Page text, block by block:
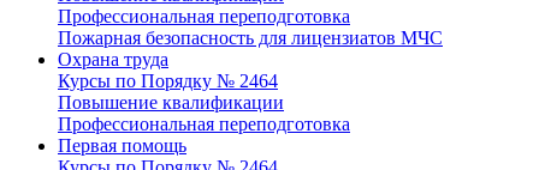
Профессиональная переподготовка
Пожарная безопасность для лицензиатов МЧС
Охрана труда
Курсы по Порядку № 2464
Повышение квалификации
Профессиональная переподготовка
Первая помощь